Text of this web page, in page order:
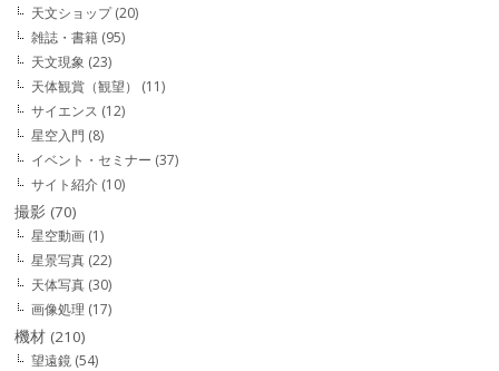
天文ショップ(20)
雑誌・書籍 (95)
天文現象 (23)
天体観賞（観望）
(11)
サイエンス (12)
星空入門 (8)
イベント・セミナー (37)
サイト紹介 (10)
撮影 (70)
星空動画 (1)
星景写真 (22)
天体写真 (30)
画像処理 (17)
機材 (210)
望遠鏡 (54)